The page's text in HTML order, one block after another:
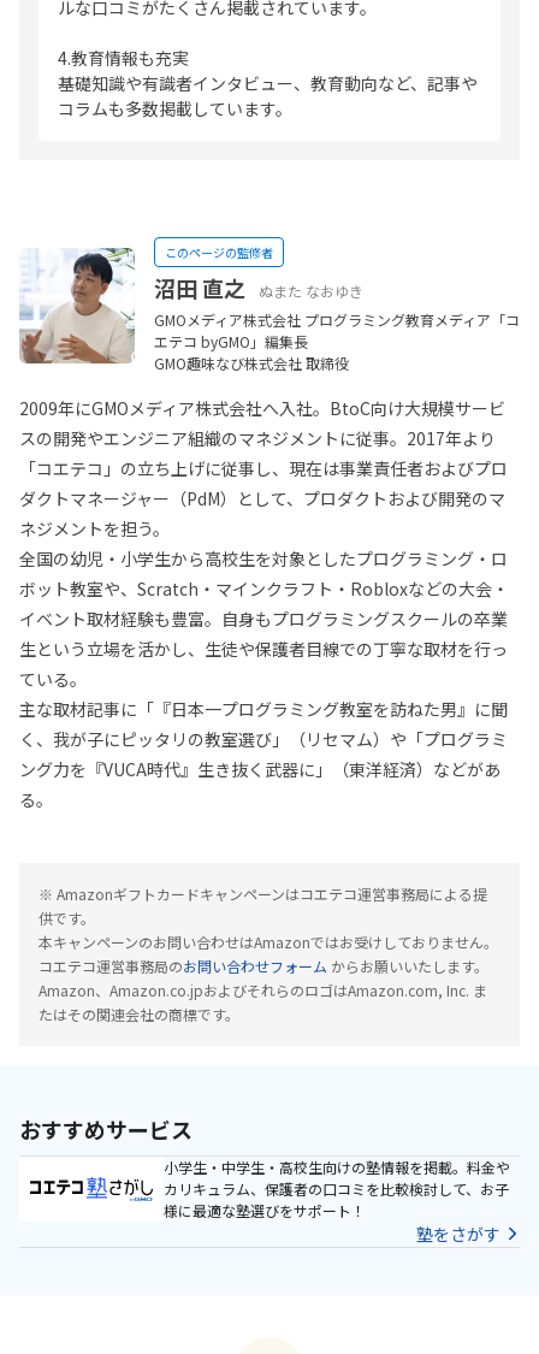
ルな口コミがたくさん掲載されています。
4.教育情報も充実
基礎知識や有識者インタビュー、教育動向など、記事や
コラムも多数掲載しています。
このページの監修者
沼田 直之
ぬまた なおゆき
GMOメディア株式会社 プログラミング教育メディア「コ
エテコ byGMO」編集長
GMO趣味なび株式会社 取締役
2009年にGMOメディア株式会社へ入社。BtoC向け大規模サービ
スの開発やエンジニア組織のマネジメントに従事。2017年より
「コエテコ」の立ち上げに従事し、現在は事業責任者およびプロ
ダクトマネージャー（PdM）として、プロダクトおよび開発のマ
ネジメントを担う。
全国の幼児・小学生から高校生を対象としたプログラミング・ロ
ボット教室や、Scratch・マインクラフト・Robloxなどの大会・
イベント取材経験も豊富。自身もプログラミングスクールの卒業
生という立場を活かし、生徒や保護者目線での丁寧な取材を行っ
ている。
主な取材記事に「『日本一プログラミング教室を訪ねた男』に聞
く、我が子にピッタリの教室選び」（リセマム）や「プログラミ
ング力を『VUCA時代』生き抜く武器に」（東洋経済）などがあ
る。
※ Amazonギフトカードキャンペーンはコエテコ運営事務局による提
供です。
本キャンペーンのお問い合わせはAmazonではお受けしておりません。
コエテコ運営事務局のお問い合わせフォーム からお願いいたします。
Amazon、Amazon.co.jpおよびそれらのロゴはAmazon.com, Inc. ま
たはその関連会社の商標です。
おすすめサービス
小学生・中学生・高校生向けの塾情報を掲載。料金や
カリキュラム、保護者の口コミを比較検討して、お子
様に最適な塾選びをサポート！
塾をさがす